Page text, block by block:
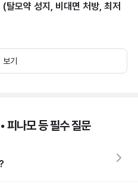
탈모약 성지, 비대면 처방, 최저
보기
피나모 등 필수 질문